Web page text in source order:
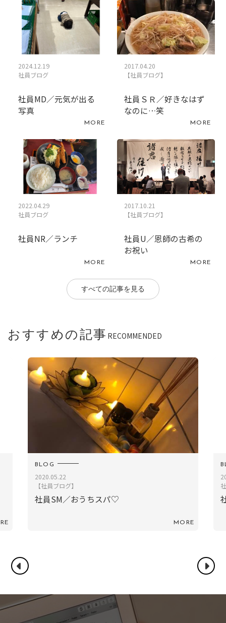
2024.12.19
社員ブログ
社員MD／元気が出る
写真
MORE
2017.04.20
【社員ブログ】
社員ＳＲ／好きなはず
なのに…笑
MORE
2022.04.29
社員ブログ
社員NR／ランチ
MORE
2017.10.21
【社員ブログ】
社員U／恩師の古希の
お祝い
MORE
すべての記事を見る
おすすめの記事 RECOMMENDED
BLOG
2021.11.17
社員ブログ
社員KS／芋ほり
MORE